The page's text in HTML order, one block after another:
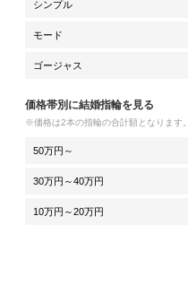
シンプル
モード
ゴージャス
価格帯別に結婚指輪を見る
※価格は2本の指輪の合計額となります。
50万円～
30万円～40万円
10万円～20万円